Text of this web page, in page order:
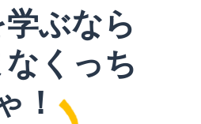
ぶなら
くっち
！